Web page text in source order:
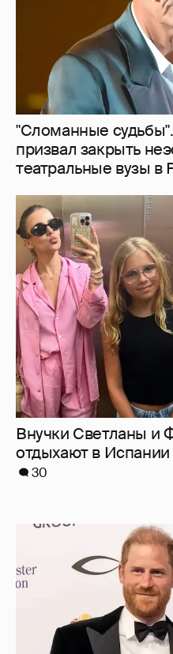
"Сломанные
призвал закрыть
театральные вузы в
Внучки Светланы и
отдыхают в
30